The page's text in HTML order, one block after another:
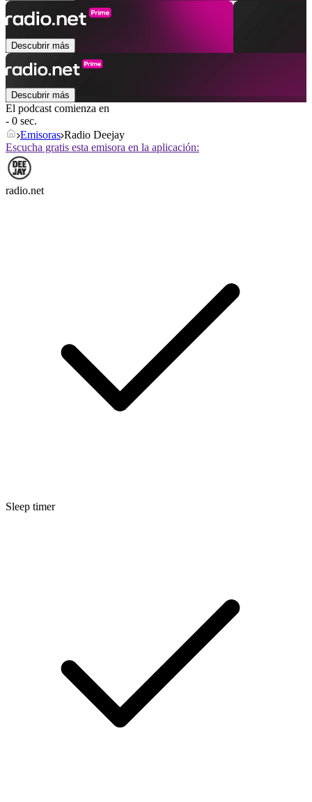
Descubrir más
Descubrir más
El podcast comienza en
- 0 sec.
Emisoras Radio Deejay
Escucha gratis esta emisora en la aplicación:
radio.net
Sleep timer